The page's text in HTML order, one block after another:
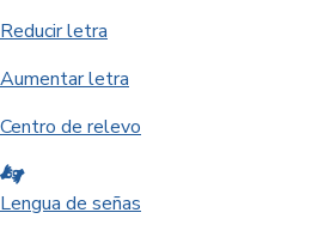
Reducir letra
Aumentar letra
Centro de relevo
Lengua de señas